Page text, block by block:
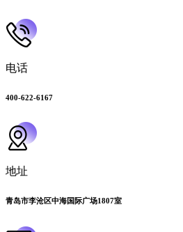
电话
400-622-6167
地址
青岛市李沧区中海国际广场1807室